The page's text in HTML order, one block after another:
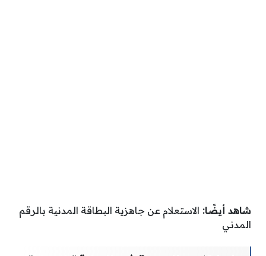
شاهد أيضًا: الاستعلام عن جاهزية البطاقة المدنية بالرقم
المدني